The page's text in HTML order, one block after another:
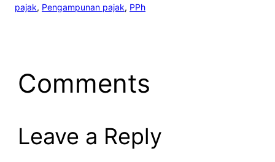
pajak, Pengampunan pajak, PPh
Comments
Leave a Reply